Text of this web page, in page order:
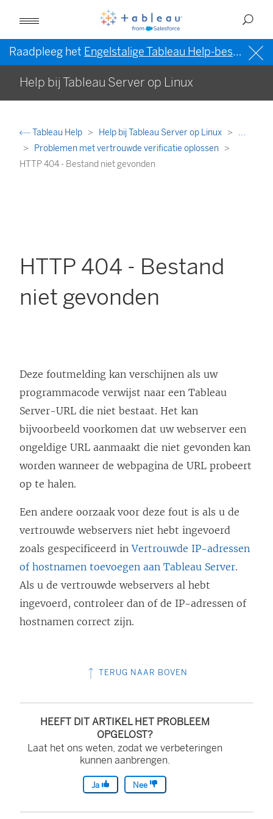
Raadpleeg het Engelstalige Tableau Help-bestand (VS)
Help bij Tableau Server op Linux
Tableau Help Help bij Tableau Server op Linux
...
Problemen met vertrouwde verificatie oplossen
HTTP 404 - Bestand niet gevonden
HTTP 404 - Bestand
niet gevonden
Deze foutmelding kan verschijnen als uw
programmacode verwijst naar een Tableau
Server-URL die niet bestaat. Het kan
bijvoorbeeld voorkomen dat uw webserver een
ongeldige URL aanmaakt die niet gevonden kan
worden wanneer de webpagina de URL probeert
op te halen.
Een andere oorzaak voor deze fout is als u de
vertrouwde webservers niet hebt ingevoerd
zoals gespecificeerd inVertrouwde IP-adressen
of hostnamen toevoegen aan Tableau Server.
Als u de vertrouwde webservers al hebt
ingevoerd, controleer dan of de IP-adressen of
hostnamen correct zijn.
TERUG NAAR BOVEN
HEEFT DIT ARTIKEL HET PROBLEEM
OPGELOST?
Laat het ons weten, zodat we verbeteringen
kunnen aanbrengen.
Ja Nee